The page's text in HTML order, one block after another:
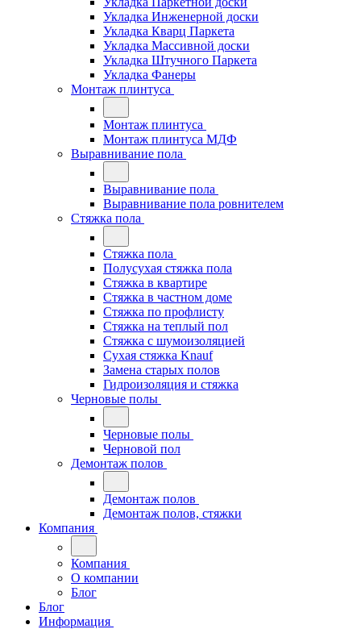
Укладка Инженерной доски
Укладка Кварц Паркета
Укладка Массивной доски
Укладка Штучного Паркета
Укладка Фанеры
Монтаж плинтуса
Монтаж плинтуса
Монтаж плинтуса МДФ
Выравнивание пола
Выравнивание пола
Выравнивание пола ровнителем
Стяжка пола
Стяжка пола
Полусухая стяжка пола
Стяжка в квартире
Стяжка в частном доме
Стяжка по профлисту
Стяжка на теплый пол
Стяжка с шумоизоляцией
Сухая стяжка Knauf
Замена старых полов
Гидроизоляция и стяжка
Черновые полы
Черновые полы
Черновой пол
Демонтаж полов
Демонтаж полов
Демонтаж полов, стяжки
Компания
Компания
О компании
Блог
Блог
Информация